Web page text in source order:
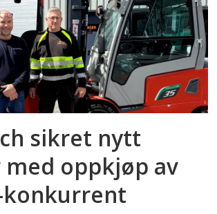
sikret nytt
oppkjøp av